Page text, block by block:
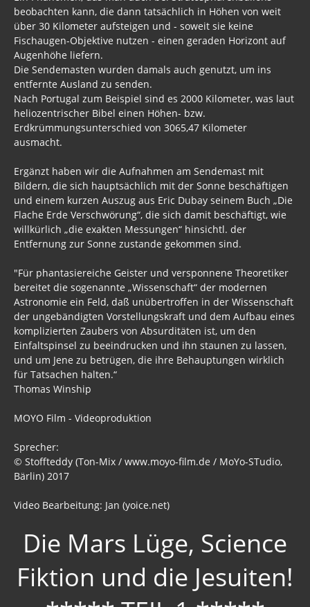
beobachten kann, die dann tatsächlich in Höhen von weit
über 30 Kilometer aufsteigen und - soweit sie keine
Fischaugen-Objektive nutzen - einen geraden Horizont auf
Augenhöhe liefern.
Die Sendemasten wurden damals auch genutzt, um ins
entfernte Ausland zu senden.
Nach Portugal zum Beispiel sind es 2000 Kilometer, was laut
heliozentrischer Bibel einen Höhen- bzw.
Erdkrümmungsunterschied von 3065,47 Kilometer
ausmacht.
Ergänzt haben wir die Aufnahmen am Sendemast mit
Bildern, die sich hauptsächlich mit der Sonne beschäftigen
und einem kurzen Auszug aus Eric Dubay seinem Buch „Die
Flache Erde Verschwörung“, die sich damit beschäftigt, wie
willkürlich „die exakten Messungen“ hinsichtl. der
Entfernung zur Sonne zustande gekommen sind.
"Für phantasiereiche Geister und versponnene Theoretiker
bereitet die sogenannte „Wissenschaft“ der modernen
Astronomie ein Feld, daß unübertroffen in der Wissenschaft
der ungebändigten Vorstellungskraft und dem Aufbau eines
komplizierten Zaubers von Absurditäten ist, um den
Einfaltspinsel zu beeindrucken und ihn staunen zu lassen,
und um Jene zu betrügen, die ihre Behauptungen wirklich
für Tatsachen halten.“
Thomas Winship
MOYO Film - Videoproduktion
Sprecher:
© Stoffteddy (Ton-Mix / www.moyo-film.de / MoYo-STudio,
Bärlin) 2017
Video Bearbeitung: Jan (yoice.net)
Die Mars Lüge, Science
Fiktion und die Jesuiten!